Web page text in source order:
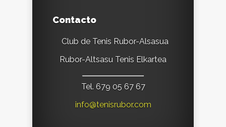
Contacto
Club de Tenis Rubor-Alsasua
Rubor-Altsasu Tenis Elkartea
Tel. 679 05 67 67
info@tenisrubor.com